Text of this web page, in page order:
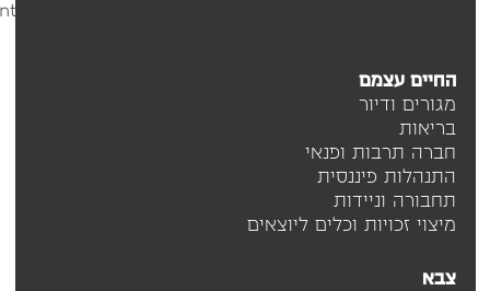
החיים עצמם
מגורים ודיור
בריאות
חברה תרבות ופנאי
התנהלות פיננסית
תחבורה וניידות
מיצוי זכויות וכלים ליוצאים
צבא